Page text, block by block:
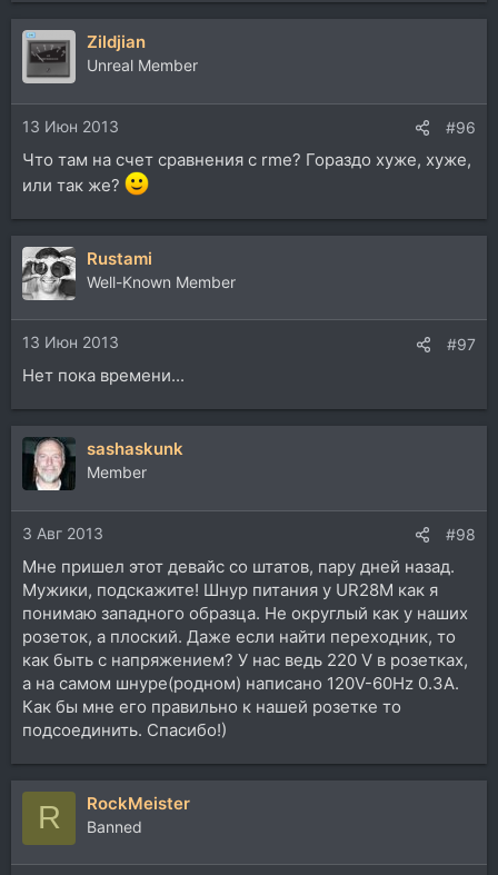
Zildjian
Unreal Member
13 Июн 2013 #96
Что там на счет сравнения с rme? Гораздо хуже, хуже,
или так же?
Rustami
Well-Known Member
13 Июн 2013 #97
Нет пока времени...
sashaskunk
Member
3 Авг 2013 #98
Мне пришел этот девайс со штатов, пару дней назад.
Мужики, подскажите! Шнур питания у UR28M как я
понимаю западного образца. Не округлый как у наших
розеток, а плоский. Даже если найти переходник, то
как быть с напряжением? У нас ведь 220 V в розетках,
а на самом шнуре(родном) написано 120V-60Hz 0.3A.
Как бы мне его правильно к нашей розетке то
подсоединить. Спасибо!)
R RockMeister
Banned